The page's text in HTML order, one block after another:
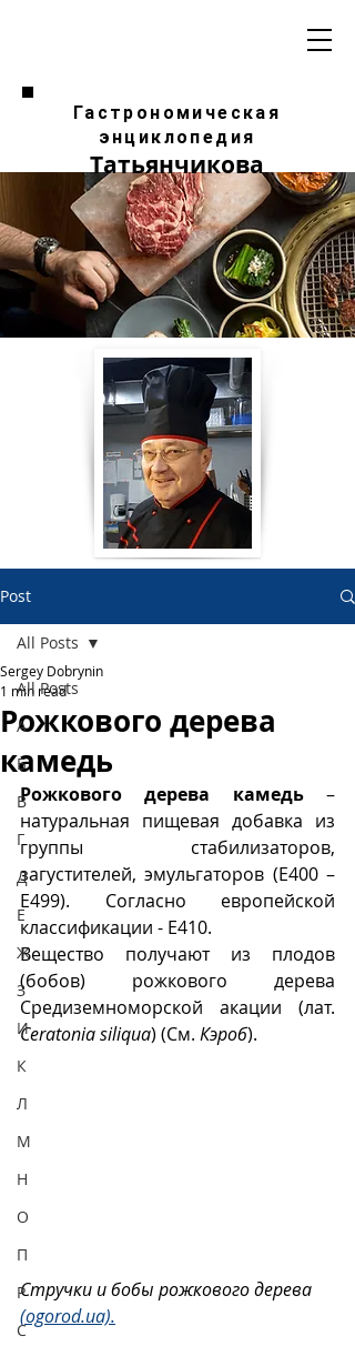
Гастрономическая
энциклопедия
Татьянчикова
Post
All Posts
А
Б
В
Г
Д
Е
Ж
З
И
К
Л
М
Н
О
П
Р
С
All Posts
Рожкового дерева
камедь
Sergey Dobrynin
1 min read
Рожкового дерева камедь –
натуральная пищевая добавка из
группы стабилизаторов,
загустителей, эмульгаторов (Е400 –
Е499). Согласно европейской
классификации - Е410.
Вещество получают из плодов
(бобов) рожкового дерева
Ceratonia siliqua) (См. Кэроб).
Стручки и бобы рожкового дерева
(ogorod.ua).